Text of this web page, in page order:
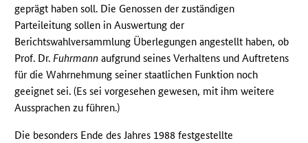
geprägt haben soll. Die Genossen der zuständigen
Parteileitung sollen in Auswertung der
Berichtswahlversammlung Überlegungen angestellt haben, ob
Prof. Dr.Fuhrmann aufgrund seines Verhaltens und Auftretens
für die Wahrnehmung seiner staatlichen Funktion noch
geeignet sei. (Es sei vorgesehen gewesen, mit ihm weitere
Aussprachen zu führen.)
Die besonders Ende des Jahres 1988 festgestellte